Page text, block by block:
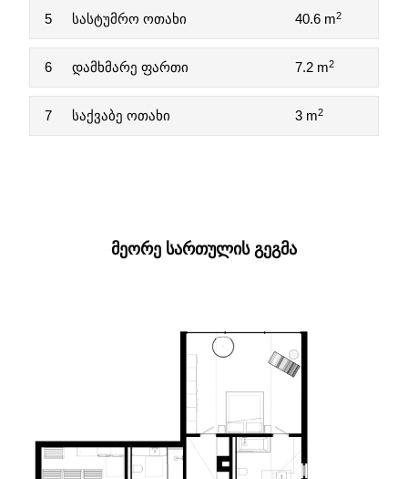
5 სასტუმრო ოთახი 40.6 m2
6 დამხმარე ფართი 7.2 m2
7 საქვაბე ოთახი 3 m2
ᲛᲔᲝᲠᲔ ᲡᲐᲠᲗᲣᲚᲘᲡ ᲒᲔᲒᲛᲐ